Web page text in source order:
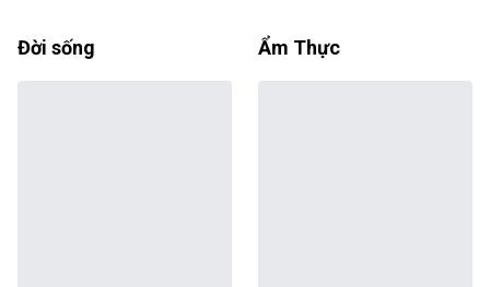
Đời sống Ẩm Thực